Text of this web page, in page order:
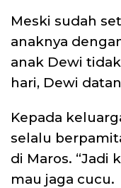
Meski sudah
anaknya
anak Dewi
hari, Dewi
Kepada
selalu
di Maros. “Jadi
mau jaga cucu.